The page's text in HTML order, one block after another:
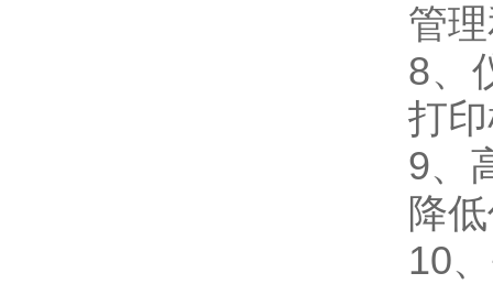
管
8、
打
9、
降
10